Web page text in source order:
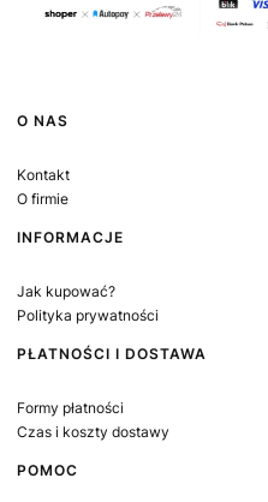
Linki w stopce
O NAS
Kontakt
O firmie
INFORMACJE
Jak kupować?
Polityka prywatności
PŁATNOŚCI I DOSTAWA
Formy płatności
Czas i koszty dostawy
POMOC